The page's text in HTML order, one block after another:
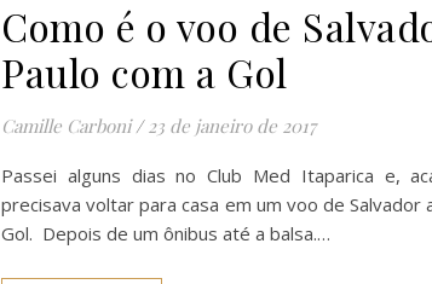
Como é o voo de
Paulo com a Gol
Camille Carboni / 23 de janeiro de 2017
Passei alguns dias no Club Med Itaparica e,
precisava voltar para casa em um voo de Salvador
Gol. Depois de um ônibus até a balsa.…